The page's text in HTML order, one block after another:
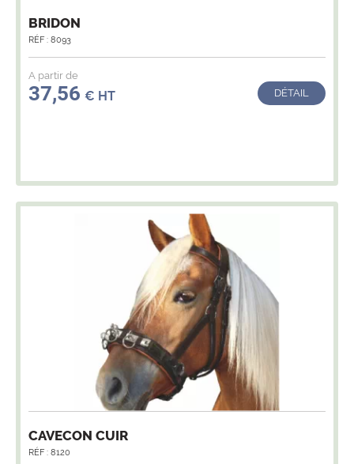
BRIDON
RÉF : 8093
A partir de
37,56 € HT DÉTAIL
CAVECON CUIR
RÉF : 8120